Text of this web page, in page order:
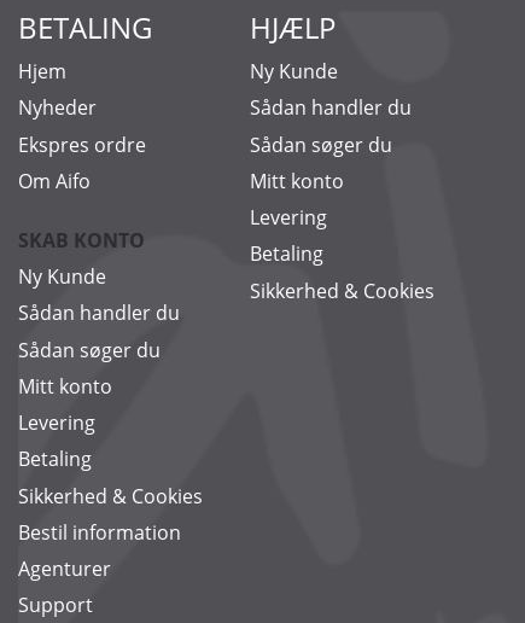
BETALING
Hjem
Nyheder
Ekspres ordre
Om Aifo
SKAB KONTO
Ny Kunde
Sådan handler du
Sådan søger du
Mitt konto
Levering
Betaling
Sikkerhed & Cookies
Bestil information
Agenturer
Support
HJÆLP
Ny Kunde
Sådan handler du
Sådan søger du
Mitt konto
Levering
Betaling
Sikkerhed & Cookies